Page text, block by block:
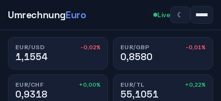
UmrechnungEuro Live ☾
EUR/USD -0,02%
1,1554
EUR/GBP -0,01%
0,8580
EUR/CHF +0,00%
0,9318
EUR/TL +0,22%
55,1051